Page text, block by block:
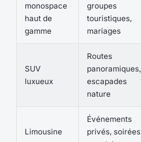
monospace
haut de
gamme
groupes
touristiques,
mariages
SUV
luxueux
Routes
panoramiques,
escapades
nature
Limousine
Événements
privés, soirées